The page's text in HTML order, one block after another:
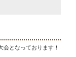
となっております！